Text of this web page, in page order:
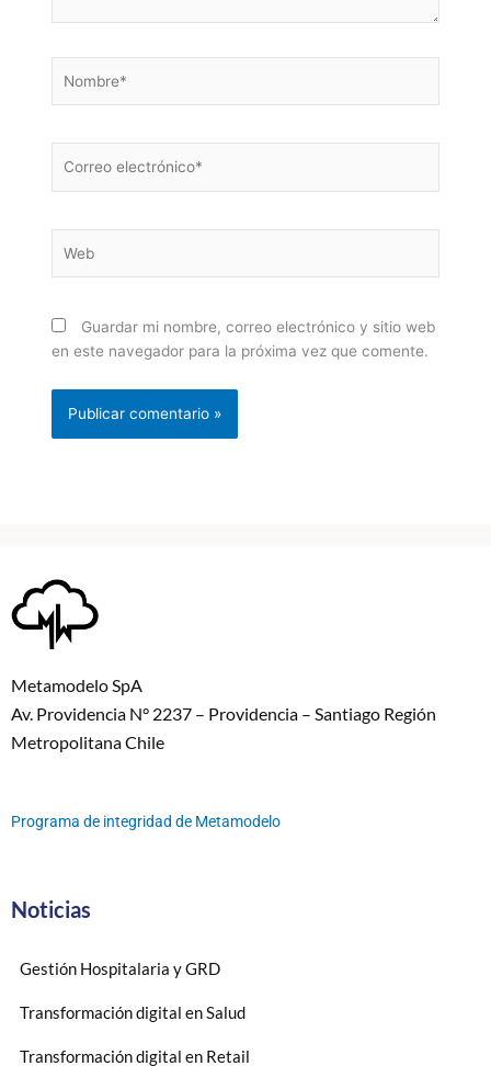
electrónico*
Guardar mi nombre, correo electrónico y sitio web
en este navegador para la próxima vez que comente.
Metamodelo SpA
Av. Providencia N° 2237 – Providencia – Santiago Región
Metropolitana Chile
Programa de integridad de Metamodelo
Noticias
Gestión Hospitalaria y GRD
Transformación digital en Salud
Transformación digital en Retail